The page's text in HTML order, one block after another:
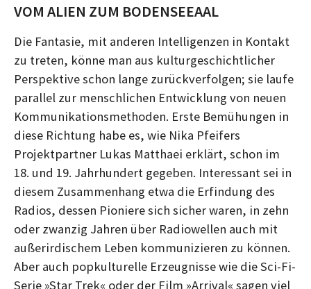
VOM ALIEN ZUM BODENSEEAAL
Die Fantasie, mit anderen Intelligenzen in Kontakt
zu treten, könne man aus kulturgeschichtlicher
Perspektive schon lange zurückverfolgen; sie laufe
parallel zur menschlichen Entwicklung von neuen
Kommunikationsmethoden. Erste Bemühungen in
diese Richtung habe es, wie Nika Pfeifers
Projektpartner Lukas Matthaei erklärt, schon im
18. und 19. Jahrhundert gegeben. Interessant sei in
diesem Zusammenhang etwa die Erfindung des
Radios, dessen Pioniere sich sicher waren, in zehn
oder zwanzig Jahren über Radiowellen auch mit
außerirdischem Leben kommunizieren zu können.
Aber auch popkulturelle Erzeugnisse wie die Sci-Fi-
Serie »Star Trek« oder der Film »Arrival« sagen viel